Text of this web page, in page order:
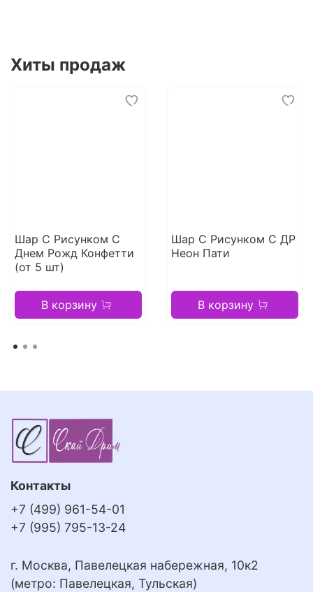
Хиты продаж
Шар С Рисунком С
Днем Рожд Конфетти
(от 5 шт)
В корзину
Шар С Рисунком С ДР
Неон Пати
В корзину
Контакты
+7 (499) 961-54-01
+7 (995) 795-13-24
г. Москва, Павелецкая набережная, 10к2
(метро: Павелецкая, Тульская)